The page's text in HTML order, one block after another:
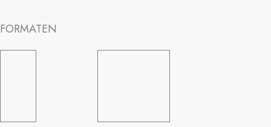
FORMATEN